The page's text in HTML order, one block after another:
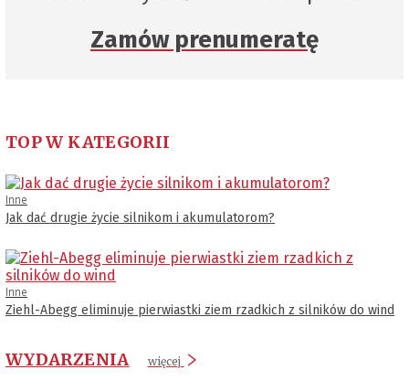
Zamów prenumeratę
TOP W KATEGORII
Inne
Jak dać drugie życie silnikom i akumulatorom?
Inne
Ziehl-Abegg eliminuje pierwiastki ziem rzadkich z silników do wind
WYDARZENIA więcej